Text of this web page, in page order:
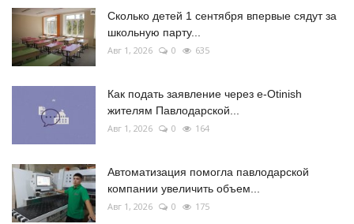
Сколько детей 1 сентября впервые сядут за
школьную парту...
Авг 1, 2026 0 635
Как подать заявление через e-Otinish
жителям Павлодарской...
Авг 1, 2026 0 164
Автоматизация помогла павлодарской
компании увеличить объем...
Авг 1, 2026 0 175